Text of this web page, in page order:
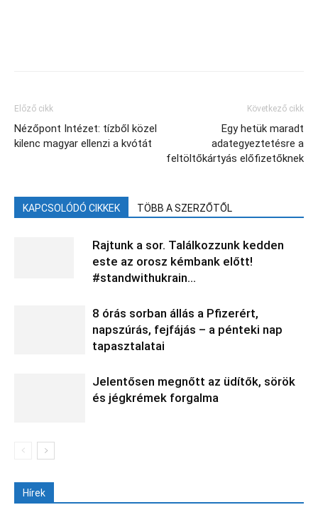
Előző cikk
Nézőpont Intézet: tízből közel
kilenc magyar ellenzi a kvótát
Következő cikk
Egy hetük maradt
adategyeztetésre a
feltöltőkártyás előfizetőknek
KAPCSOLÓDÓ CIKKEK TÖBB A SZERZŐTŐL
Rajtunk a sor. Találkozzunk kedden
este az orosz kémbank előtt!
#standwithukrain…
8 órás sorban állás a Pfizerért,
napszúrás, fejfájás – a pénteki nap
tapasztalatai
Jelentősen megnőtt az üdítők, sörök
és jégkrémek forgalma
Hírek